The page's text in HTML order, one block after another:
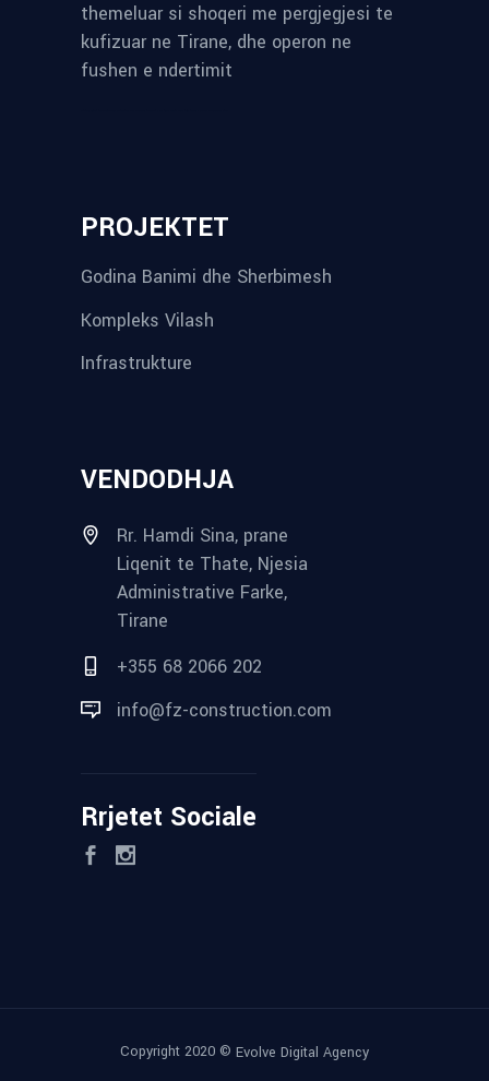
themeluar si shoqeri me pergjegjesi te
kufizuar ne Tirane, dhe operon ne
fushen e ndertimit
PROJEKTET
Godina Banimi dhe Sherbimesh
Kompleks Vilash
Infrastrukture
VENDODHJA
Rr. Hamdi Sina, prane
Liqenit te Thate, Njesia
Administrative Farke,
Tirane
+355 68 2066 202
info@fz-construction.com
Rrjetet Sociale
Copyright 2020 © Evolve Digital Agency